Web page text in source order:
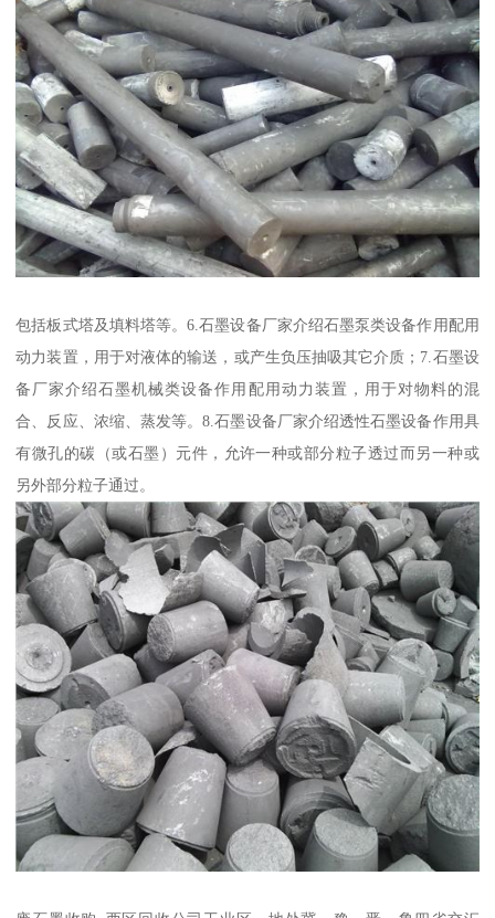
包括板式塔及填料塔等。6.石墨设备厂家介绍石墨泵类设备作用配用
动力装置，用于对液体的输送，或产生负压抽吸其它介质；7.石墨设
备厂家介绍石墨机械类设备作用配用动力装置，用于对物料的混
合、反应、浓缩、蒸发等。8.石墨设备厂家介绍透性石墨设备作用具
有微孔的碳（或石墨）元件，允许一种或部分粒子透过而另一种或
另外部分粒子通过。